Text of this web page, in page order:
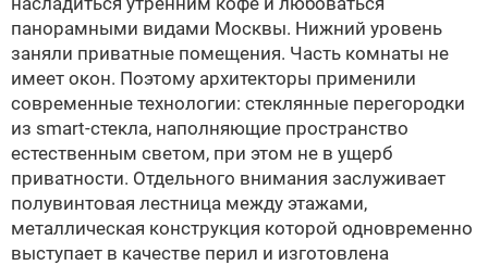
панорамными видами Москвы. Нижний уровень
заняли приватные помещения. Часть комнаты не
имеет окон. Поэтому архитекторы применили
современные технологии: стеклянные перегородки
из smart-стекла, наполняющие пространство
естественным светом, при этом не в ущерб
приватности. Отдельного внимания заслуживает
полувинтовая лестница между этажами,
металлическая конструкция которой одновременно
выступает в качестве перил и изготовлена